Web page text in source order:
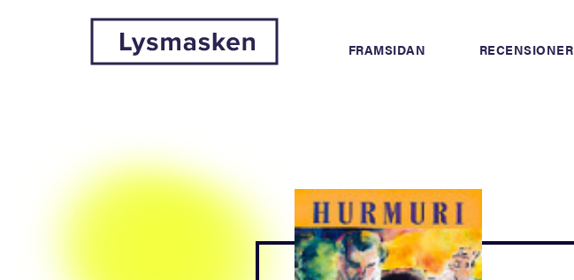
FRAMSIDAN RECENSIONER